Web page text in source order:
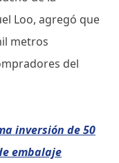
Loo, agregó que
metros
del
inversión de 50
embalaje